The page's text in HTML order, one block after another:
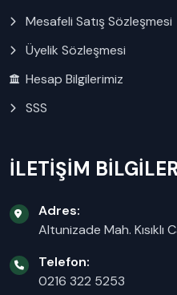
Mesafeli Satış Sözleşmesi
Üyelik Sözleşmesi
Hesap Bilgilerimiz
SSS
İLETİŞİM
Adres:
Altunizade Mah. Kısıklı
Telefon:
0216 322 5253